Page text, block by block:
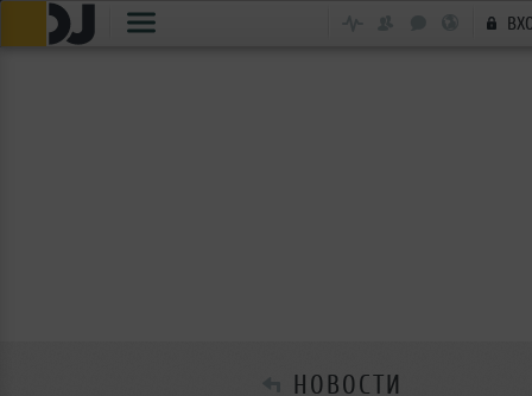
НОВОСТИ